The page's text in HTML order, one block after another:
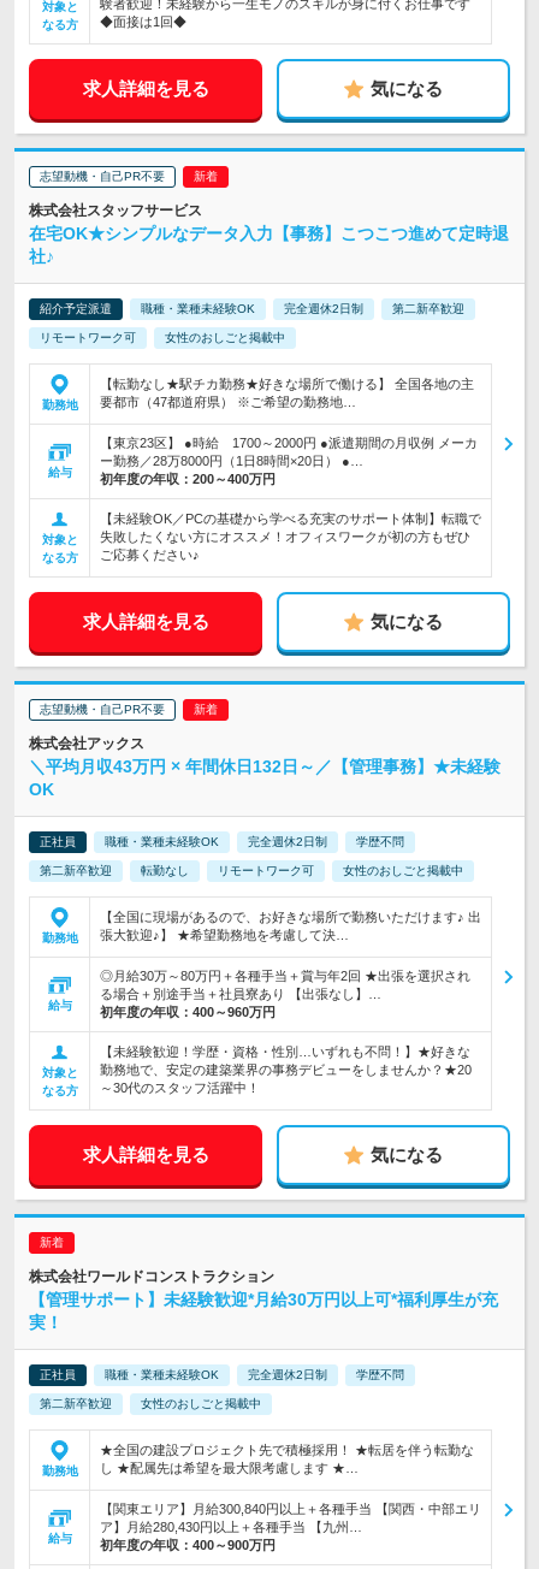
対象と
なる方
験者歓迎！未経験から一生モノのスキルが身に付くお仕事です
◆面接は1回◆
求人詳細を見る 気になる
志望動機・自己PR不要
株式会社スタッフサービス
在宅OK★シンプルなデータ入力【事務】こつこつ進めて定時退
社♪
紹介予定派遣 職種・業種未経験OK 完全週休2日制 第二新卒歓迎
リモートワーク可 女性のおしごと掲載中
勤務地
【転勤なし★駅チカ勤務★好きな場所で働ける】 全国各地の主
要都市（47都道府県） ※ご希望の勤務地…
給与
【東京23区】 ●時給 1700～2000円 ●派遣期間の月収例 メーカ
ー勤務／28万8000円（1日8時間×20日） ●…
初年度の年収： 200～400万円
対象と
なる方
【未経験OK／PCの基礎から学べる充実のサポート体制】転職で
失敗したくない方にオススメ！オフィスワークが初の方もぜひ
ご応募ください♪
求人詳細を見る 気になる
志望動機・自己PR不要
株式会社アックス
＼平均月収43万円 × 年間休日132日～／【管理事務】★未経験
OK
正社員 職種・業種未経験OK 完全週休2日制 学歴不問
第二新卒歓迎 転勤なし リモートワーク可 女性のおしごと掲載中
勤務地
【全国に現場があるので、お好きな場所で勤務いただけます♪ 出
張大歓迎♪】 ★希望勤務地を考慮して決…
給与
◎月給30万～80万円＋各種手当＋賞与年2回 ★出張を選択され
る場合＋別途手当＋社員寮あり 【出張なし】…
初年度の年収： 400～960万円
対象と
なる方
【未経験歓迎！学歴・資格・性別…いずれも不問！】★好きな
勤務地で、安定の建築業界の事務デビューをしませんか？★20
～30代のスタッフ活躍中！
求人詳細を見る 気になる
株式会社ワールドコンストラクション
【管理サポート】未経験歓迎*月給30万円以上可*福利厚生が充
実！
正社員 職種・業種未経験OK 完全週休2日制 学歴不問
第二新卒歓迎 女性のおしごと掲載中
勤務地
★全国の建設プロジェクト先で積極採用！ ★転居を伴う転勤な
し ★配属先は希望を最大限考慮します ★…
給与
【関東エリア】月給300,840円以上＋各種手当 【関西・中部エリ
ア】月給280,430円以上＋各種手当 【九州…
初年度の年収： 400～900万円